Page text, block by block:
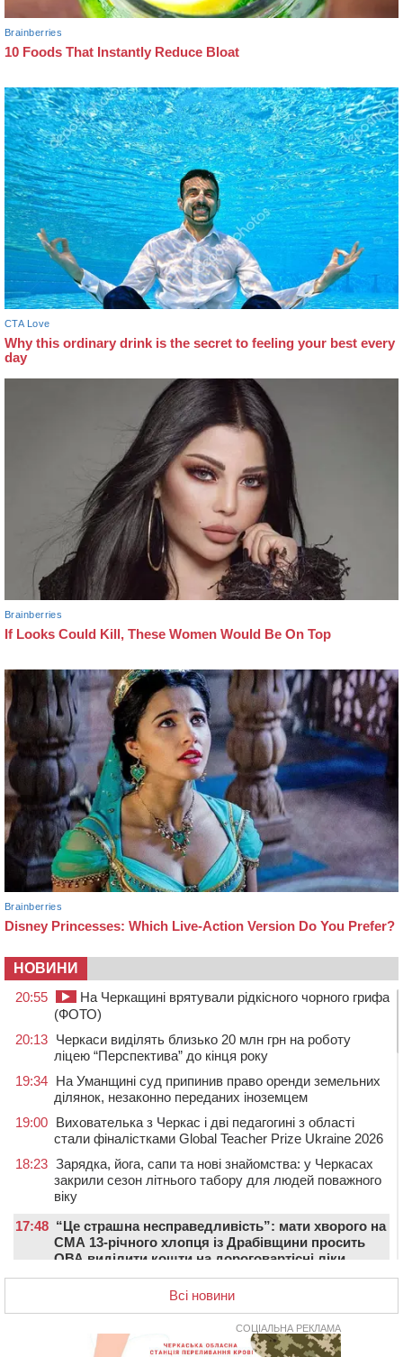
НОВИНИ
20:55
На Черкащині врятували рідкісного чорного грифа
(ФОТО)
20:13 Черкаси виділять близько 20 млн грн на роботу
ліцею “Перспектива” до кінця року
19:34 На Уманщині суд припинив право оренди земельних
ділянок, незаконно переданих іноземцем
19:00 Вихователька з Черкас і дві педагогині з області
стали фіналістками Global Teacher Prize Ukraine 2026
18:23 Зарядка, йога, сапи та нові знайомства: у Черкасах
закрили сезон літнього табору для людей поважного
віку
17:48 “Це страшна несправедливість”: мати хворого на
СМА 13-річного хлопця із Драбівщини просить
ОВА виділити кошти на дороговартісні ліки
На Уманщині судитимуть колишню очільницю відділу
освіти через закупівлю електрики за завищеною
У Черкасах провели в останню путь двох
Всі новини
СОЦІАЛЬНА РЕКЛАМА